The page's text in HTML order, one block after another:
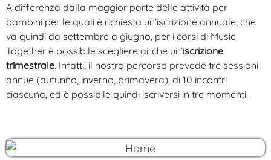
A differenza dalla maggior parte delle attività per
bambini per le quali è richiesta un’iscrizione annuale, che
va quindi da settembre a giugno, per i corsi di Music
Together è possibile scegliere anche un’iscrizione
trimestrale. Infatti, il nostro percorso prevede tre sessioni
annue (autunno, inverno, primavera), di 10 incontri
ciascuna, ed è possibile quindi iscriversi in tre momenti.